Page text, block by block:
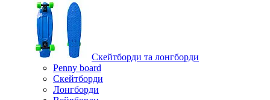
Скейтборди та лонгборди
Penny board
Скейтборди
Лонгборди